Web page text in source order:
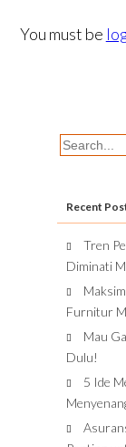
You must be
Recent
Tren
Diminati
Furnitur
Mau
Dulu!
5 Ide